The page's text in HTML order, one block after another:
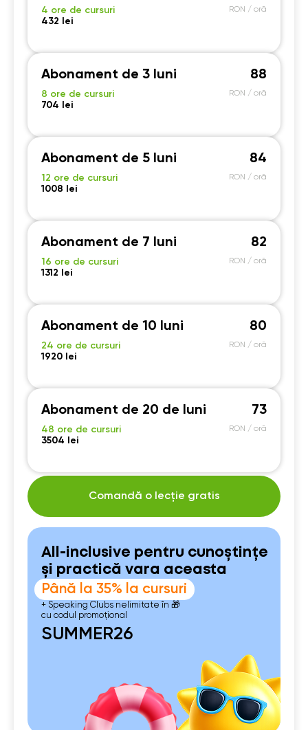
4 ore de cursuri
432 lei
RON / oră
Abonament de 3 luni
8 ore de cursuri
704 lei
88
RON / oră
Abonament de 5 luni
12 ore de cursuri
1008 lei
84
RON / oră
Abonament de 7 luni
16 ore de cursuri
1312 lei
82
RON / oră
Abonament de 10 luni
24 ore de cursuri
1920 lei
80
RON / oră
Abonament de 20 de luni
48 ore de cursuri
3504 lei
73
RON / oră
Comandă o lecție gratis
All-inclusive pentru cunoștințe
și practică vara aceasta
Până la 35% la cursuri
+ Speaking Clubs nelimitate în 🎁
cu codul promoțional
SUMMER26